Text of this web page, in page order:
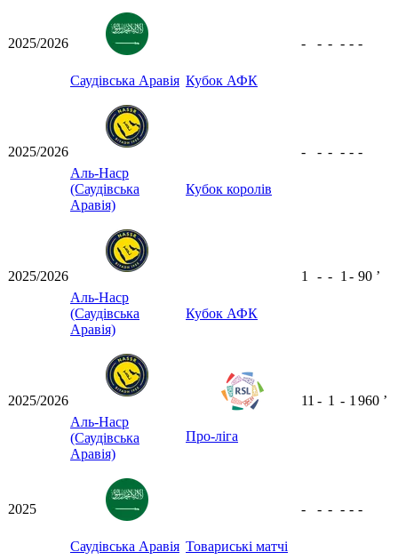
2025/2026
Саудівська Аравія Кубок АФК
- - - - - -
2025/2026
Аль-Наср
(Саудівська
Аравія)
Кубок королів
- - - - - -
2025/2026
Аль-Наср
(Саудівська
Аравія)
Кубок АФК
1 - - 1 - 90 ʼ
2025/2026
Аль-Наср
(Саудівська
Аравія)
Про-ліга
11 - 1 - 1 960 ʼ
2025
Саудівська Аравія Товариські матчі
- - - - - -